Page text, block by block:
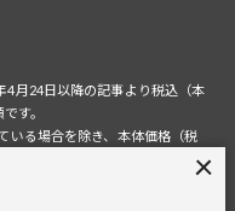
月24日以降の記事より税込（本
す。
いる場合を除き、本体価格（税
率に準じます。